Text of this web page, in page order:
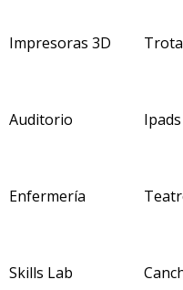
Impresoras 3D
Auditorio Ipads
Enfermería
Skills Lab